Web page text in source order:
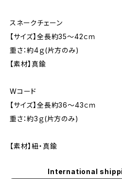
スネークチェーン
【サイズ】全長約35～42ｃｍ
重さ：約4ｇ(片方のみ)
【素材】真鍮
Wコード
【サイズ】全長約36～43ｃｍ
重さ：約3ｇ(片方のみ)
【素材】紐・真鍮
International